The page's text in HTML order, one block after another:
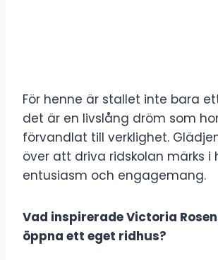
För henne är stallet inte bara
det är en livslång dröm som
förvandlat till verklighet.
över att driva ridskolan märks i
entusiasm och engagemang.
Vad inspirerade Victoria
öppna ett eget ridhus?